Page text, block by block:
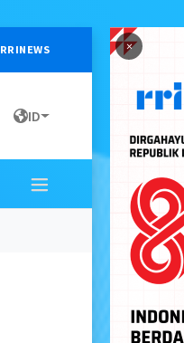
×
RRINEWS
ID